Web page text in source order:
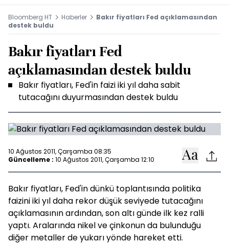
Bloomberg HT Haberler
Bakır fiyatları Fed açıklamasından
destek buldu
Bakır fiyatları Fed
açıklamasından destek buldu
Bakır fiyatları, Fed'in faizi iki yıl daha sabit
tutacağını duyurmasından destek buldu
10 Ağustos 2011, Çarşamba 08:35
Güncelleme : 10 Ağustos 2011, Çarşamba 12:10
Bakır fiyatları, Fed'in dünkü toplantısında politika
faizini iki yıl daha rekor düşük seviyede tutacağını
açıklamasının ardından, son altı günde ilk kez ralli
yaptı. Aralarında nikel ve çinkonun da bulunduğu
diğer metaller de yukarı yönde hareket etti.